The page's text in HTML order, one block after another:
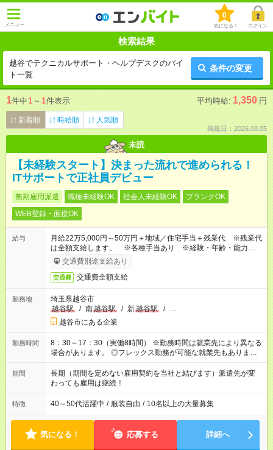
メニュー
0
気になる！ ログイン
検索結果
越谷でテクニカルサポート・ヘルプデスクのバイ
ト一覧
条件の変更
1件中1 ～ 1件表示 平均時給: 1,350 円
新着順 時給順 人気順
掲載日：2026.08.05
未読
【未経験スタート】決まった流れで進められる！
ITサポートで正社員デビュー
無期雇用派遣 職種未経験OK 社会人未経験OK
ブランクOK
WEB登録・面接OK
給与
月給22万5,000円～50万円＋地域／住宅手当＋残業代 ※残業代
は全額支給します。 ※各種手当あり ※経験・年齢・能力等を
考慮して加給・優遇します。
交通費別途支給あり
交通費 交通費全額支給
勤務地
埼玉県越谷市
越谷駅
/ 南越谷駅 / 新越谷駅 / …
越谷市にある企業
勤務時間
8：30～17：30（実働8時間） ※勤務時間は就業先により異なる
場合があります。 ◎フレックス勤務が可能な就業先もありま
す。 ◎今よりもさらに働きやすい環境をつくるべく、 働き方
改革に全社をあげて取り組んでいます。
期間
長期（期間を定めない雇用契約を当社と結びます）派遣先が変
わっても雇用は継続！
特徴 40～50代活躍中 / 服装自由 / 10名以上の大量募集
気になる！ 応募する 詳細へ